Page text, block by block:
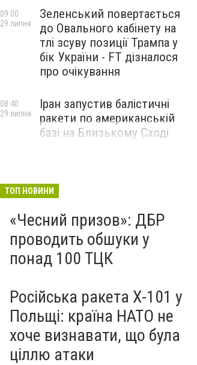
Зеленський повертається
до Овального кабінету на
тлі зсуву позиції Трампа у
бік України - FT дізналося
про очікування
09:00
29 липня
Іран запустив балістичні
ракети по американській
базі на Близькому Сході
08:40
29 липня
ТОП НОВИНИ
«Чесний призов»: ДБР
проводить обшуки у
понад 100 ТЦК
Російська ракета Х-101 у
Польщі: країна НАТО не
хоче визнавати, що була
ціллю атаки